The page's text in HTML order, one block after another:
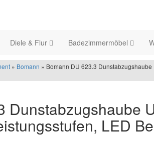
Diele & Flur Badezimmermöbel
» Bomann » Bomann DU 623.3
Dunstabzugshaube
LED